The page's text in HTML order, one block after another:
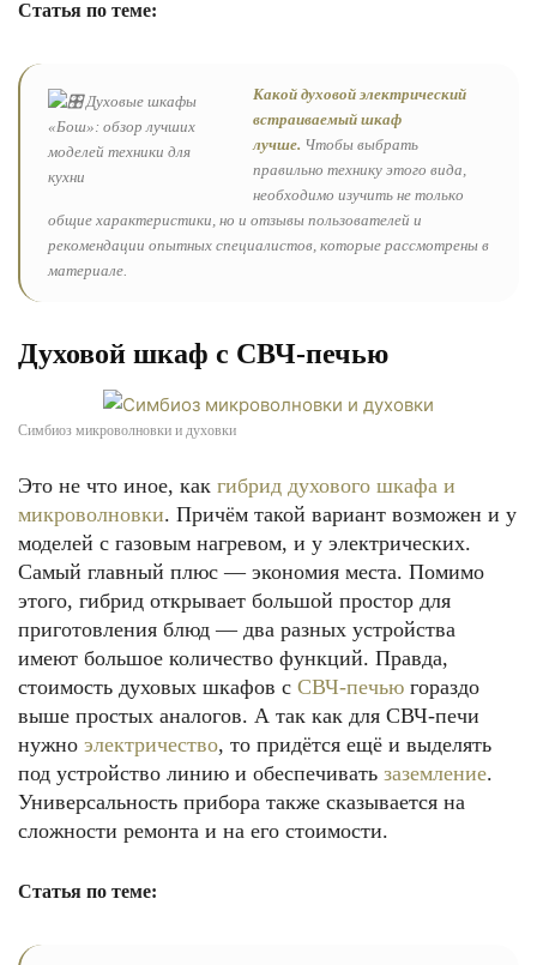
Статья по теме:
Какой духовой электрический
встраиваемый шкаф
лучше. Чтобы выбрать
правильно технику этого вида,
необходимо изучить не только
общие характеристики, но и отзывы пользователей и
рекомендации опытных специалистов, которые рассмотрены в
материале.
Духовой шкаф с СВЧ-печью
Симбиоз микроволновки и духовки
Это не что иное, как гибрид духового шкафа и
микроволновки. Причём такой вариант возможен и у
моделей с газовым нагревом, и у электрических.
Самый главный плюс — экономия места. Помимо
этого, гибрид открывает большой простор для
приготовления блюд — два разных устройства
имеют большое количество функций. Правда,
стоимость духовых шкафов с СВЧ-печью гораздо
выше простых аналогов. А так как для СВЧ-печи
нужно электричество, то придётся ещё и выделять
под устройство линию и обеспечивать заземление.
Универсальность прибора также сказывается на
сложности ремонта и на его стоимости.
Статья по теме: